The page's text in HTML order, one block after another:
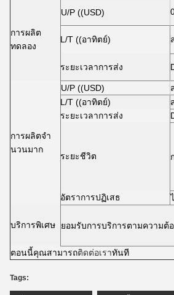
การผลิต
ทดลอง
U/P ((USD)
L/T ((อาทิตย์)
ระยะเวลาการส่ง
การผลิตจํา
นวนมาก
U/P ((USD)
L/T ((อาทิตย์)
ระยะเวลาการส่ง
ระยะชีวิต
อัตราการปฏิเสธ
บริการพิเศษ ยอมรับการบริการตามความต้
ตอนนี้คุณสามารถติดต่อเราทันที
Tags: